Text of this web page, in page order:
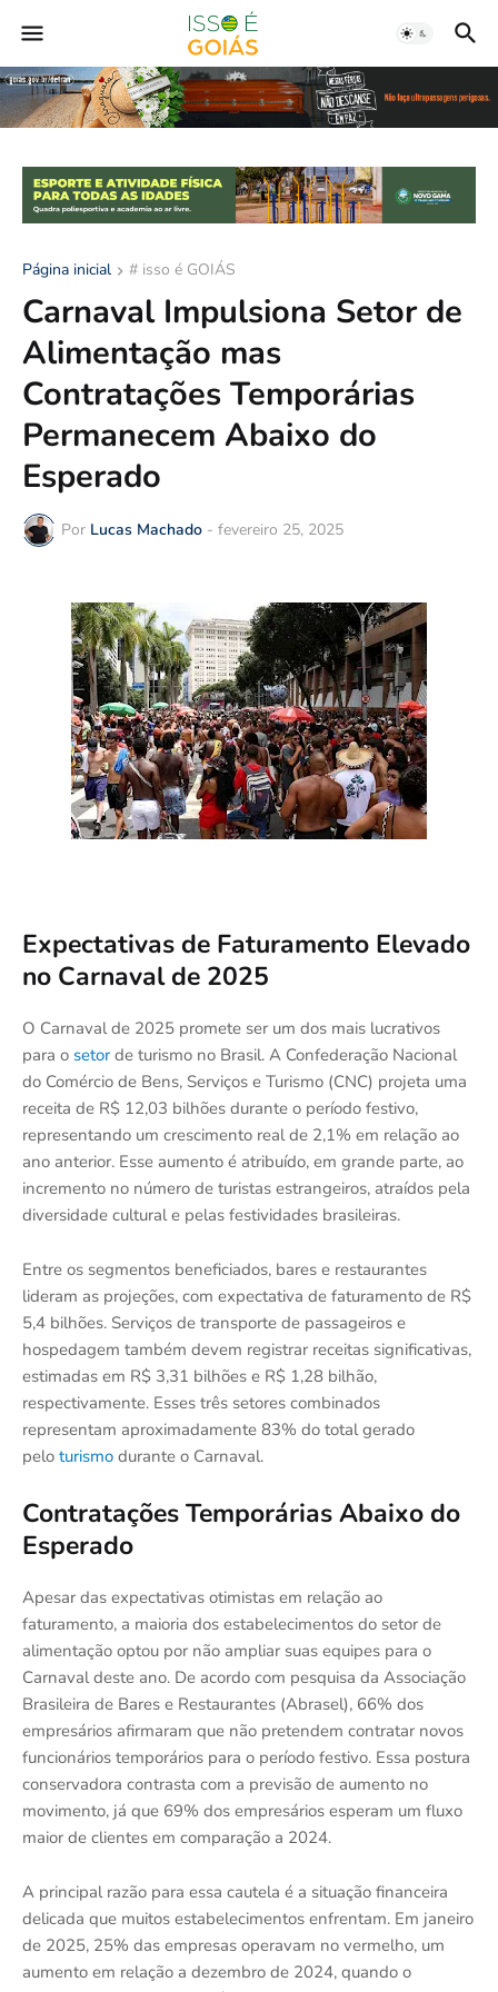
Página inicial # isso é GOIÁS
Carnaval Impulsiona Setor de
Alimentação mas
Contratações Temporárias
Permanecem Abaixo do
Esperado
Por Lucas Machado - fevereiro 25, 2025
Expectativas de Faturamento Elevado
no Carnaval de 2025
O Carnaval de 2025 promete ser um dos mais lucrativos
para o setorde turismo no Brasil. A Confederação Nacional
do Comércio de Bens, Serviços e Turismo (CNC) projeta uma
receita de R$ 12,03 bilhões durante o período festivo,
representando um crescimento real de 2,1% em relação ao
ano anterior. Esse aumento é atribuído, em grande parte, ao
incremento no número de turistas estrangeiros, atraídos pela
diversidade cultural e pelas festividades brasileiras.
Entre os segmentos beneficiados, bares e restaurantes
lideram as projeções, com expectativa de faturamento de R$
5,4 bilhões. Serviços de transporte de passageiros e
hospedagem também devem registrar receitas significativas,
estimadas em R$ 3,31 bilhões e R$ 1,28 bilhão,
respectivamente. Esses três setores combinados
representam aproximadamente 83% do total gerado
pelo turismo durante o Carnaval.
Contratações Temporárias Abaixo do
Esperado
Apesar das expectativas otimistas em relação ao
faturamento, a maioria dos estabelecimentos do setor de
alimentação optou por não ampliar suas equipes para o
Carnaval deste ano. De acordo com pesquisa da Associação
Brasileira de Bares e Restaurantes (Abrasel), 66% dos
empresários afirmaram que não pretendem contratar novos
funcionários temporários para o período festivo. Essa postura
conservadora contrasta com a previsão de aumento no
movimento, já que 69% dos empresários esperam um fluxo
maior de clientes em comparação a 2024.
A principal razão para essa cautela é a situação financeira
delicada que muitos estabelecimentos enfrentam. Em janeiro
de 2025, 25% das empresas operavam no vermelho, um
aumento em relação a dezembro de 2024, quando o